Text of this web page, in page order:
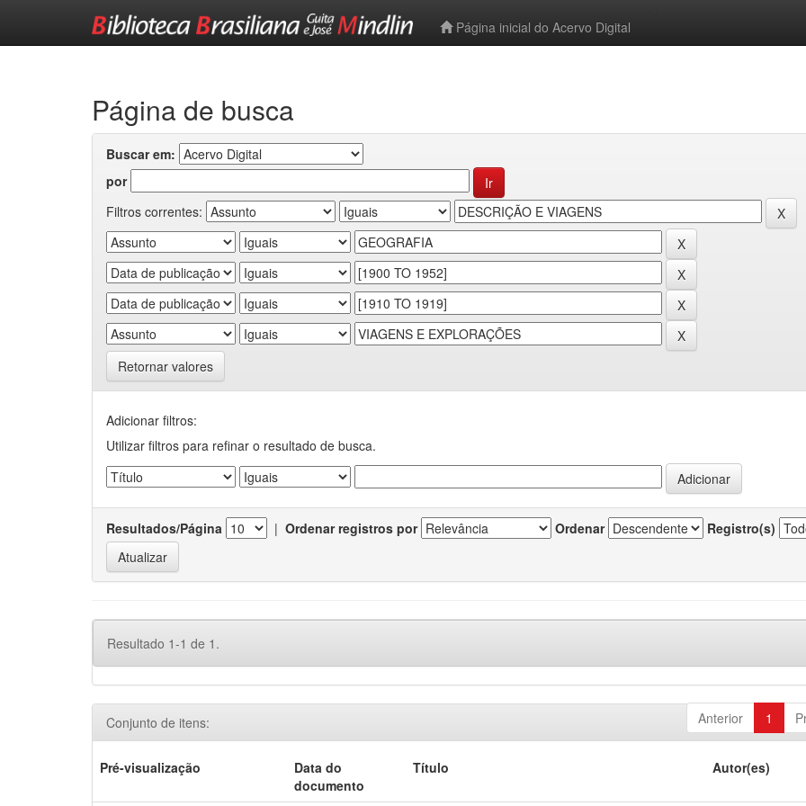
Página inicial do Acervo Digital
Página de busca
Buscar em:
por
Filtros correntes:
Retornar valores
Adicionar filtros:
Utilizar filtros para refinar o resultado de busca.
Resultados/Página | Ordenar registros por Ordenar Registro(s)
Resultado 1-1 de 1.
Anterior 1
Conjunto de itens:
Pré-visualização
Data do
documento
Título Autor(es)